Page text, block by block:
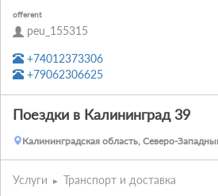
offerent
peu_155315
+74012373306
+79062306625
Поездки в Калининград 39
Калининградская область, Северо-
Услуги Транспорт и доставка